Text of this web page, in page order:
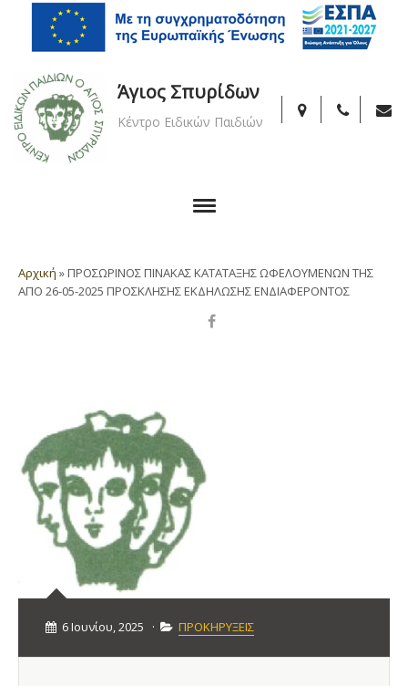
Άγιος Σπυρίδων
Κέντρο Ειδικών Παιδιών
Αρχική »ΠΡΟΣΩΡΙΝΟΣ ΠΙΝΑΚΑΣ ΚΑΤΑΤΑΞΗΣ ΩΦΕΛΟΥΜΕΝΩΝ ΤΗΣ
ΑΠΟ 26-05-2025 ΠΡΟΣΚΛΗΣΗΣ ΕΚΔΗΛΩΣΗΣ ΕΝΔΙΑΦΕΡΟΝΤΟΣ
6 Ιουνίου, 2025 · ΠΡΟΚΗΡΥΞΕΙΣ